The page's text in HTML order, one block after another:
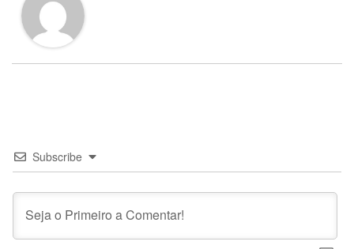
Subscribe